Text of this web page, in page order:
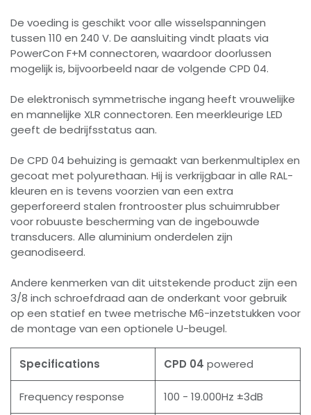
De voeding is geschikt voor alle wisselspanningen
tussen 110 en 240 V. De aansluiting vindt plaats via
PowerCon F+M connectoren, waardoor doorlussen
mogelijk is, bijvoorbeeld naar de volgende CPD 04.
De elektronisch symmetrische ingang heeft vrouwelijke
en mannelijke XLR connectoren. Een meerkleurige LED
geeft de bedrijfsstatus aan.
De CPD 04 behuizing is gemaakt van berkenmultiplex en
gecoat met polyurethaan. Hij is verkrijgbaar in alle RAL-
kleuren en is tevens voorzien van een extra
geperforeerd stalen frontrooster plus schuimrubber
voor robuuste bescherming van de ingebouwde
transducers. Alle aluminium onderdelen zijn
geanodiseerd.
Andere kenmerken van dit uitstekende product zijn een
3/8 inch schroefdraad aan de onderkant voor gebruik
op een statief en twee metrische M6-inzetstukken voor
de montage van een optionele U-beugel.
Specifications CPD 04 powered
Frequency response 100 - 19.000Hz ±3dB